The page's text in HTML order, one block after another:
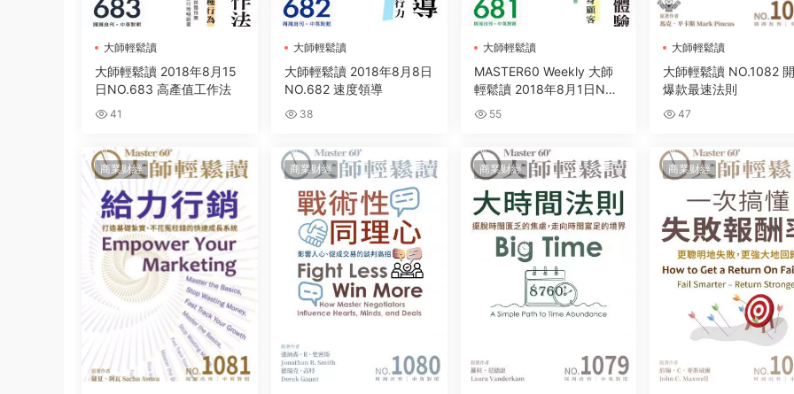
大師輕鬆讀
大師輕鬆讀 2018年8月15
日NO.683 高產值工作法
41
大師輕鬆讀
大師輕鬆讀 2018年8月8日
NO.682 速度領導
38
大師輕鬆讀
MASTER60 Weekly 大師
輕鬆讀 2018年8月1日NO.
681 H2H顧客體驗
55
大師輕鬆讀
大師輕鬆讀 NO.1082
爆款最速法則
47
商業财經 商業财經 商業财經 商業财經